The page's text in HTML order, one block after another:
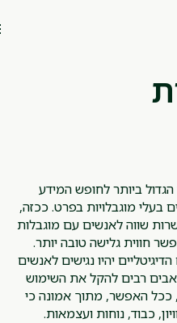
ביותר לחופש המידע
מוגבלויות בפרט. ככזה,
שווה לאנשים עם מוגבלות
גלישה טובה יותר.
יהיו נגישים לאנשים
רבים להקל את השימוש
האפשר, מתוך אמונה כי
כבוד, נוחות ועצמאות.